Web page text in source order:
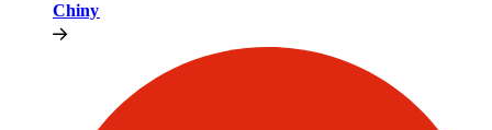
Chiny​​